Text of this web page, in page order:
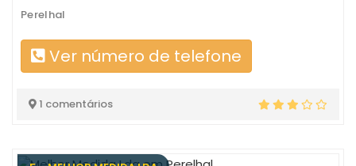
Perelhal
Ver número de telefone
1 comentários